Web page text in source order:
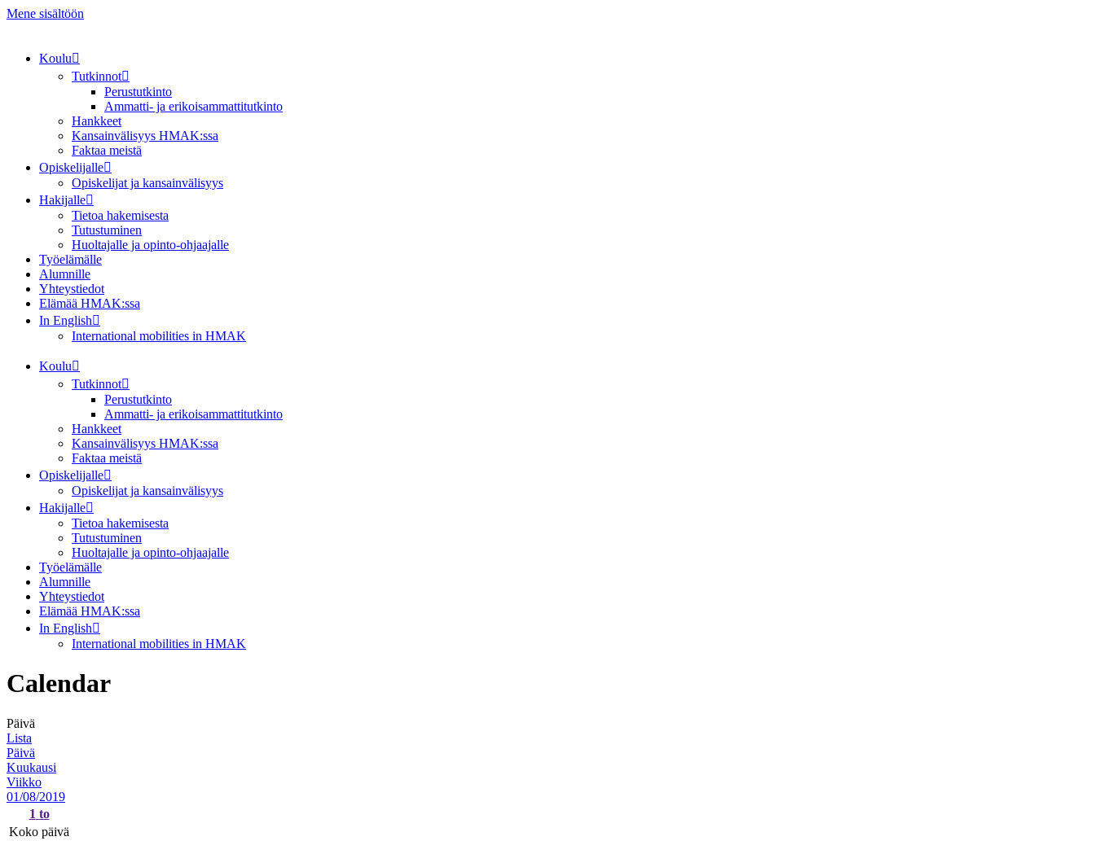
Mene sisältöön
Koulu
Tutkinnot
Perustutkinto
Ammatti- ja erikoisammattitutkinto
Hankkeet
Kansainvälisyys HMAK:ssa
Faktaa meistä
Opiskelijalle
Opiskelijat ja kansainvälisyys
Hakijalle
Tietoa hakemisesta
Tutustuminen
Huoltajalle ja opinto-ohjaajalle
Työelämälle
Alumnille
Yhteystiedot
Elämää HMAK:ssa
In English
International mobilities in HMAK
Koulu
Tutkinnot
Perustutkinto
Ammatti- ja erikoisammattitutkinto
Hankkeet
Kansainvälisyys HMAK:ssa
Faktaa meistä
Opiskelijalle
Opiskelijat ja kansainvälisyys
Hakijalle
Tietoa hakemisesta
Tutustuminen
Huoltajalle ja opinto-ohjaajalle
Työelämälle
Alumnille
Yhteystiedot
Elämää HMAK:ssa
In English
International mobilities in HMAK
Calendar
Päivä
Lista
Päivä
Kuukausi
Viikko
01/08/2019
1 to
Koko päivä